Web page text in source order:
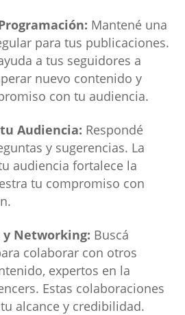
Mantené una
para tus publicaciones.
a tus seguidores a
nuevo contenido y
con tu audiencia.
Audiencia: Respondé
y sugerencias. La
audiencia fortalece la
tu compromiso con
y Networking: Buscá
colaborar con otros
expertos en la
Estas colaboraciones
alcance y credibilidad.